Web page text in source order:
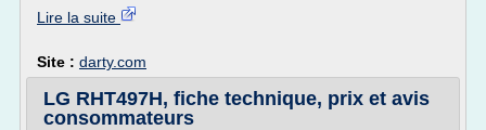
Lire la suite
Site : darty.com
LG RHT497H, fiche technique, prix et avis
consommateurs